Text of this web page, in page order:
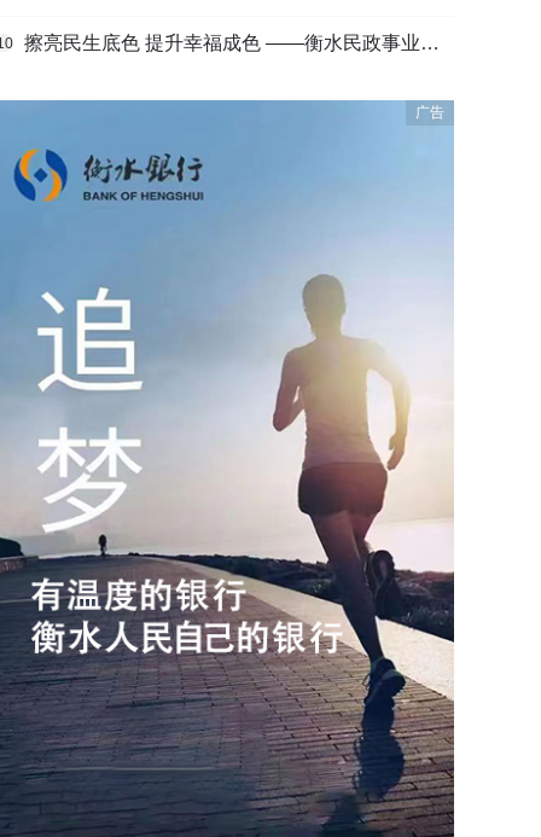
擦亮民生底色 提升幸福成色 ——衡水民政事业高质量发展综述
广告